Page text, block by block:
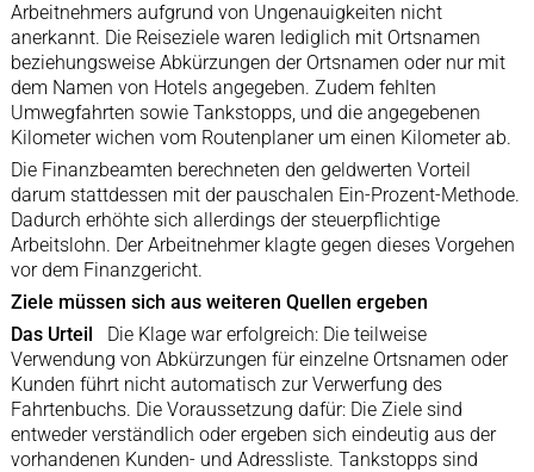
Arbeitnehmers aufgrund von Ungenauigkeiten nicht
anerkannt. Die Reiseziele waren lediglich mit Ortsnamen
beziehungsweise Abkürzungen der Ortsnamen oder nur mit
dem Namen von Hotels angegeben. Zudem fehlten
Umwegfahrten sowie Tankstopps, und die angegebenen
Kilometer wichen vom Routenplaner um einen Kilometer ab.
Die Finanzbeamten berechneten den geldwerten Vorteil
darum stattdessen mit der pauschalen Ein-Prozent-Methode.
Dadurch erhöhte sich allerdings der steuerpflichtige
Arbeitslohn. Der Arbeitnehmer klagte gegen dieses Vorgehen
vor dem Finanzgericht.
Ziele müssen sich aus weiteren Quellen ergeben
Das Urteil
Die Klage war erfolgreich: Die teilweise
Verwendung von Abkürzungen für einzelne Ortsnamen oder
Kunden führt nicht automatisch zur Verwerfung des
Fahrtenbuchs. Die Voraussetzung dafür: Die Ziele sind
entweder verständlich oder ergeben sich eindeutig aus der
vorhandenen Kunden- und Adressliste. Tankstopps sind